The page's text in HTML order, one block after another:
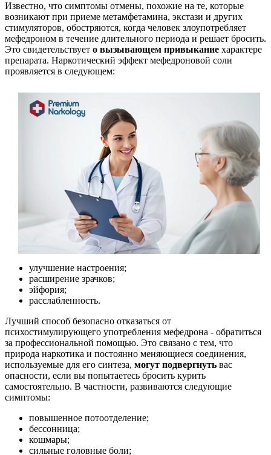
Известно, что симптомы отмены, похожие на те, которые
возникают при приеме метамфетамина, экстази и других
стимуляторов, обостряются, когда человек злоупотребляет
мефедроном в течение длительного периода и решает бросить.
Это свидетельствует о вызывающем привыкание характере
препарата. Наркотический эффект мефедроновой соли
проявляется в следующем:
улучшение настроения;
расширение зрачков;
эйфория;
расслабленность.
Лучший способ безопасно отказаться от
психостимулирующего употребления мефедрона - обратиться
за профессиональной помощью. Это связано с тем, что
природа наркотика и постоянно меняющиеся соединения,
используемые для его синтеза, могут подвергнуть вас
опасности, если вы попытаетесь бросить курить
самостоятельно. В частности, развиваются следующие
симптомы:
повышенное потоотделение;
бессонница;
кошмары;
сильные головные боли;